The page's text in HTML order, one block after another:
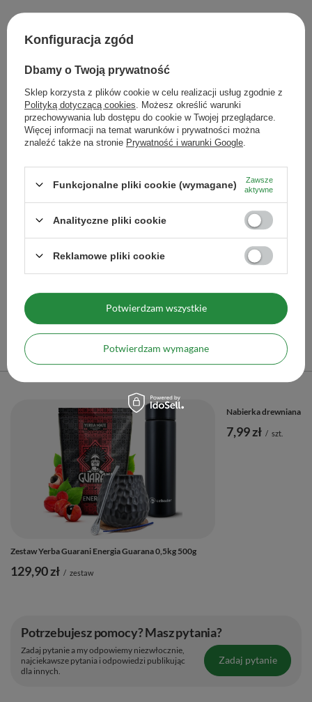
niewymienialnej baterii.
Zobacz również
Zaparzacz do yerba mate / herbaty – model "Enorme"
34,99 zł / szt.
Ilość produktów
12,99 zł
Polecane
Zestaw Yerba Guarani Energia Guarana 0,5kg 500g
129,90 zł / zestaw
Nabierka drewniana
7,99 zł / szt.
Potrzebujesz pomocy? Masz pytania?
Zadaj pytanie a my odpowiemy niezwłocznie,
najciekawsze pytania i odpowiedzi publikując
dla innych.
Zadaj pytanie
Konfiguracja zgód
Dbamy o Twoją prywatność
Sklep korzysta z plików cookie w celu realizacji usług zgodnie z
Polityką dotyczącą cookies . Możesz określić warunki
przechowywania lub dostępu do cookie w Twojej przeglądarce.
Więcej informacji na temat warunków i prywatności można
znaleźć także na stronie Prywatność i warunki Google
Funkcjonalne pliki cookie (wymagane)
Zawsze
aktywne
Analityczne pliki cookie
Reklamowe pliki cookie
Potwierdzam wymagane
Potwierdzam wszystkie